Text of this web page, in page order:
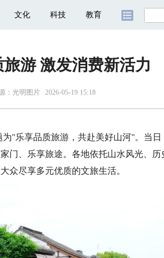
文化 科技 教育
游 激发消费新活力
： 光明图片 2026-05-19 15:18
乐享品质旅游，共赴美好山河"。当日
门、乐享旅途。各地依托山水风光、
众尽享多元优质的文旅生活。